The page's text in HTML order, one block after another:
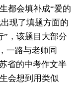
都会填补成“爱的
现了填题方面的
”，该题目大部分
一路与老师同
省的中考作文半
会想到用类似